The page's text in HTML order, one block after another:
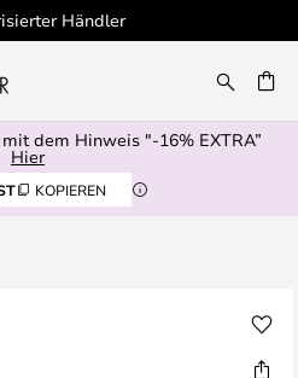
Händler
dem Hinweis "-16% EXTRA”
Hier
KOPIEREN